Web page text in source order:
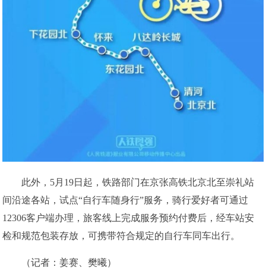
此外，5月19日起，铁路部门在京张高铁北京北至崇礼站
间沿途各站，试点“自行车随身行”服务，骑行爱好者可通过
12306客户端办理，旅客线上完成服务预约付费后，经车站安
检和规范包装存放，可携带符合规定的自行车同车出行。
（记者：姜赛、樊曦）